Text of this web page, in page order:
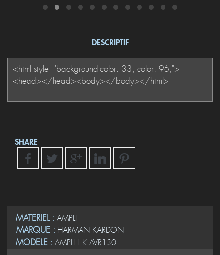
DESCRIPTIF
SHARE
MATERIEL : AMPLI
MARQUE : HARMAN KARDON
MODELE : AMPLI HK AVR130